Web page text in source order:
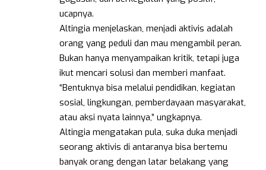
ucapnya.
Altingia menjelaskan, menjadi aktivis adalah
orang yang peduli dan mau mengambil peran.
Bukan hanya menyampaikan kritik, tetapi juga
ikut mencari solusi dan memberi manfaat.
“Bentuknya bisa melalui pendidikan, kegiatan
sosial, lingkungan, pemberdayaan masyarakat,
atau aksi nyata lainnya,” ungkapnya.
Altingia mengatakan pula, suka duka menjadi
seorang aktivis di antaranya bisa bertemu
banyak orang dengan latar belakang yang